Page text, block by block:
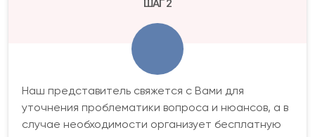
ШАГ 2
Наш представитель свяжется с Вами для
уточнения проблематики вопроса и нюансов, а в
случае необходимости организует бесплатную